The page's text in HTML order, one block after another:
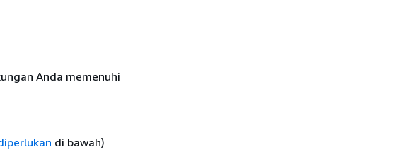
Anda memenuhi
di bawah)